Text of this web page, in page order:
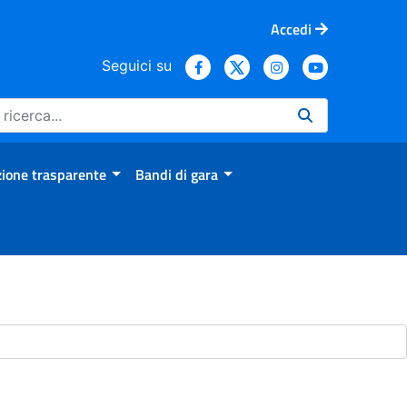
Accedi
Seguici su
trasparente Bandi di gara